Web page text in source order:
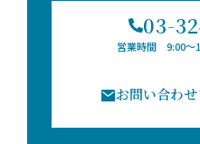
03-
営業時間 9:00〜
お問い合わ